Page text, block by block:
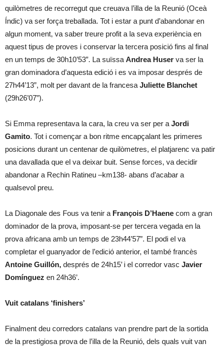
quilòmetres de recorregut que creuava l’illa de la Reunió (Oceà
Índic) va ser força treballada. Tot i estar a punt d’abandonar en
algun moment, va saber treure profit a la seva experiència en
aquest tipus de proves i conservar la tercera posició fins al final
en un temps de 30h10’53”. La suïssa Andrea Huser va ser la
gran dominadora d’aquesta edició i es va imposar després de
27h44’13”, molt per davant de la francesa Juliette Blanchet
(29h26’07”).
Si Emma representava la cara, la creu va ser per a Jordi
Gamito. Tot i començar a bon ritme encapçalant les primeres
posicions durant un centenar de quilòmetres, el platjarenc va patir
una davallada que el va deixar buit. Sense forces, va decidir
abandonar a Rechin Ratineu –km138- abans d’acabar a
qualsevol preu.
La Diagonale des Fous va tenir a François D’Haene com a gran
dominador de la prova, imposant-se per tercera vegada en la
prova africana amb un temps de 23h44’57”. El podi el va
completar el guanyador de l’edició anterior, el també francès
Antoine Guillón, després de 24h15’ i el corredor vasc Javier
Domínguez en 24h36’.
Vuit catalans ‘finishers’
Finalment deu corredors catalans van prendre part de la sortida
de la prestigiosa prova de l’illa de la Reunió, dels quals vuit van